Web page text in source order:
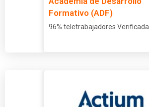
Formativo (ADF)
96% teletrabajadores Verificada